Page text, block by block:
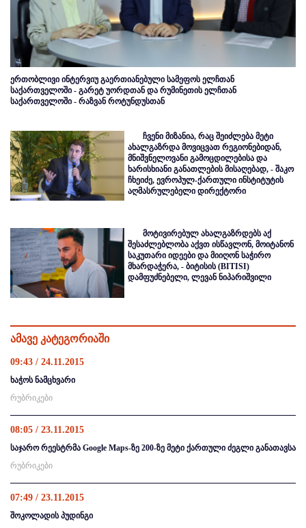
ერთობლივი ინტერვიუ გაერთიანებული სამეფოს ელჩთან
საქართველოში - გარეტ უორდთან და რუმინეთის ელჩთან
საქართველოში - რაზვან როტუნდუსთან
ჩვენი მიზანია, რაც შეიძლება მეტი
ახალგაზრდა მოვიცვათ რეგიონებიდან,
მნიშვნელოვანი გამოცდილებისა და
ხარისხიანი განათლების მისაღებად, - შაკო
ჩხეიძე, ევროპულ-ქართული ინსტიტუტის
აღმასრულებელი დირექტორი
მოტივირებულ ახალგაზრდებს აქ
შესაძლებლობა აქვთ ისწავლონ, მოიტანონ
საკუთარი იდეები და მიიღონ საჭირო
მხარდაჭერა, - ბიტისის (BITISI)
დამფუძნებელი, ლევან ნიპარიშვილი
ამავე კატეგორიაში
09:43 / 24.11.2015
ხაჭოს ნამცხვარი
რუბრიკები
08:05 / 23.11.2015
საჯარო რეესტრმა Google Maps-ზე 200-ზე მეტი ქართული ძეგლი განათავსა
რუბრიკები
07:49 / 23.11.2015
შოკოლადის პუდინგი